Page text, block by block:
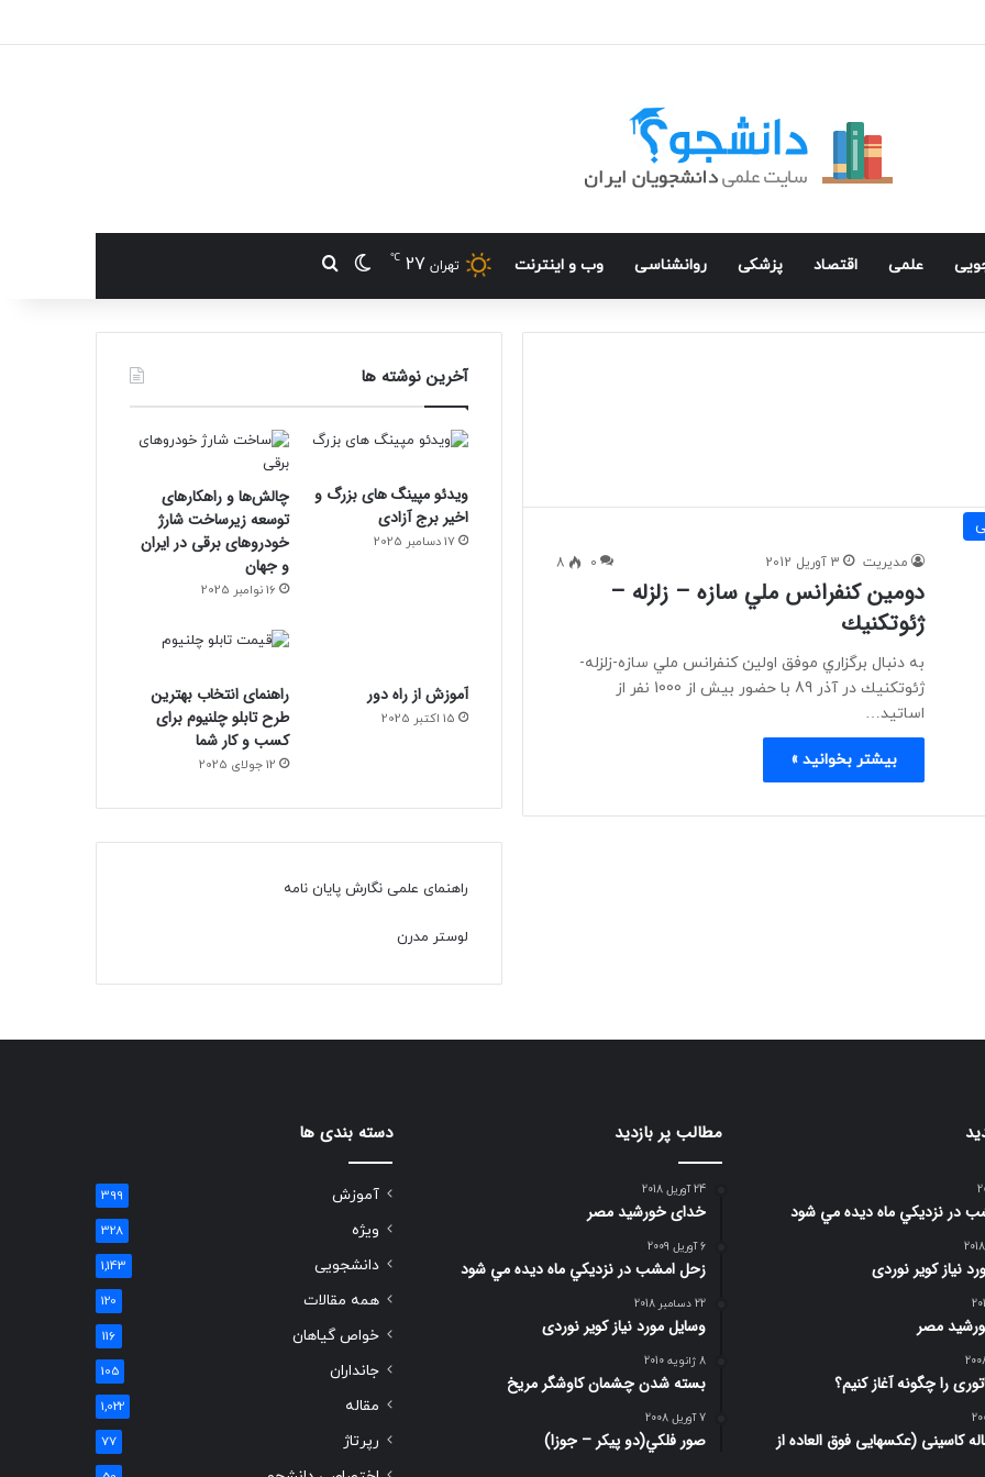
علمی اقتصاد پزشکی روانشناسی وب و اینترنت تهران 27
℃ تغییر پوسته
جستجو برای
مدیریت 3 آوریل 2012 0
8
دومین كنفرانس ملي سازه – زلزله –
ژئوتكنيك
به دنبال برگزاري موفق اولين كنفرانس ملي سازه-زلزله-
ژئوتكنيك در آذر 89 با حضور بيش از 1000 نفر از
اساتيد…
بیشتر بخوانید »
آخرین نوشته ها
ویدئو مپینگ های بزرگ و
اخیر برج آزادی
17 دسامبر 2025
چالش‌ها و راهکارهای
توسعه زیرساخت شارژ
خودروهای برقی در ایران
و جهان
16 نوامبر 2025
آموزش از راه دور
15 اکتبر 2025
راهنمای انتخاب بهترین
طرح تابلو چلنیوم برای
کسب و کار شما
12 جولای 2025
راهنمای علمی نگارش پایان نامه
لوستر مدرن
در نزديكي ماه ديده مي شود
نیاز کویر نوردی
مصر
را چگونه آغاز کنیم؟
4 ساله کاسینی (عکسهایی فوق العاده از
مطالب پر بازدید
24 آوریل 2018
خدای خورشید مصر
6 آوریل 2009
زحل امشب در نزديكي ماه ديده مي شود
22 دسامبر 2018
وسایل مورد نیاز کویر نوردی
8 ژانویه 2010
بسته شدن چشمان کاوشگر مريخ
7 آوریل 2008
صور فلكي(دو پیکر – جوزا)
دسته بندی ها
آموزش 399
ویژه 328
دانشجویی 1,143
همه مقالات 120
خواص گیاهان 116
جانداران 105
مقاله 1,022
رپرتاژ 77